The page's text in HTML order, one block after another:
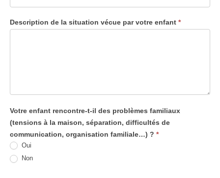
Description de la situation vécue par votre enfant *
Votre enfant rencontre-t-il des problèmes familiaux
(tensions à la maison, séparation, difficultés de
communication, organisation familiale…) ? *
Oui
Non